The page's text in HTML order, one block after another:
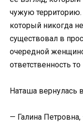
чужую территорию.
который никогда
существовал в
очередной
ответственность
Наташа вернулась
— Галина